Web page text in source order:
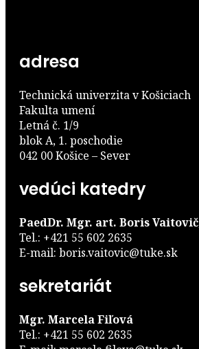
adresa
Technická univerzita v Košiciach
Fakulta umení
Letná č. 1/9
blok A, 1. poschodie
042 00 Košice – Sever
vedúci katedry
PaedDr. Mgr. art. Boris
Tel.: +421 55 602 2635
E-mail: boris.vaitovic@tuke.sk
sekretariát
Mgr. Marcela Fiľová
Tel.: +421 55 602 2635